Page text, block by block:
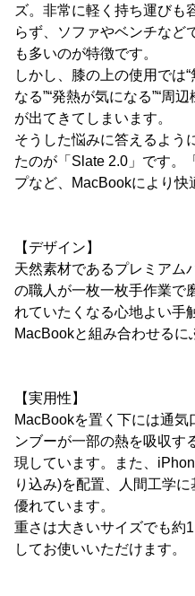
ズ。非常に軽く持ち運びも
らず、ソファやベンチなど
も多いのが特徴です。
しかし、膝の上の使用では
なる”“発熱が気になる”“周
が出てきてしまいます。
そうした悩みに答えるよう
たのが「Slate 2.0」です。
プなど、MacBookにより快
【デザイン】
天然素材であるプレミアム
の職人が一枚一枚手作業で
れていたくなる心地よい手
MacBookと組み合わせるに
【実用性】
MacBookを置く下には通
ンブーが一部の熱を吸収す
現しています。また、
り込み)を配置、人間工学
優れています。
重さは大きいサイズでも約
してお使いいただけます。